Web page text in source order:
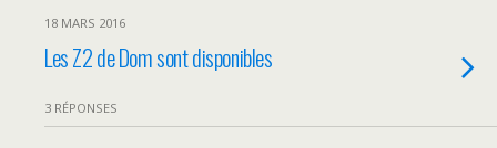
18 MARS 2016
Les Z2 de Dom sont disponibles
3 RÉPONSES